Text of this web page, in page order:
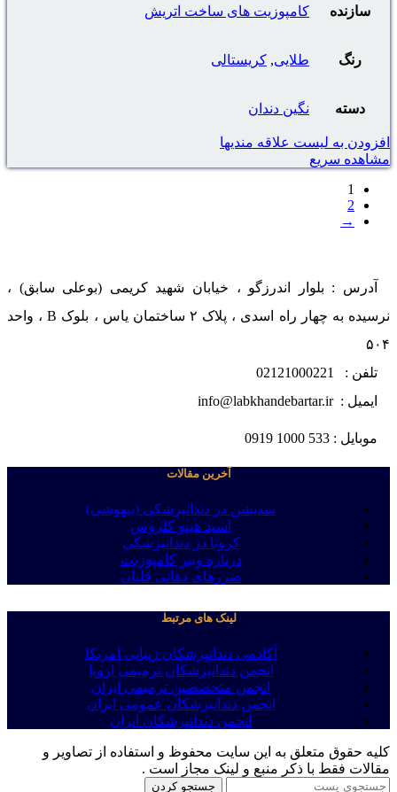
سازنده کامپوزیت های ساخت اتریش
رنگ طلایی, کریستالی
دسته نگین دندان
افزودن به لیست علاقه مندیها
مشاهده سریع
1
2
→
آدرس : بلوار اندرزگو ، خیابان شهید کریمی (بوعلی سابق) ،
نرسیده به چهار راه اسدی ، پلاک ۲ ساختمان یاس ، بلوک B ، واحد
۵۰۴
تلفن : 02121000221
ایمیل : info@labkhandebartar.ir
موبایل : 533 1000 0919
آخرین مقالات
سدیشن در دندانپزشکی (بیهوشی)
اسید هیپو کلروس
کرونا در دندانپزشکی
درباره ونیر کامپوزیت
ضررهای دهانی قلیان
لینک های مرتبط
آکادمی دندانپزشکان زیبایی امریکا
انجمن دندانپزشکان ترمیمی اروپا
انجمن متخصصین ترمیمی ایران
انجمن دندانپزشکان عمومی ایران
انجمن دندانپزشکان ایران
کلیه حقوق متعلق به این سایت محفوظ و استفاده از تصاویر و
مقالات فقط با ذکر منبع و لینک مجاز است .
جستجو کردن